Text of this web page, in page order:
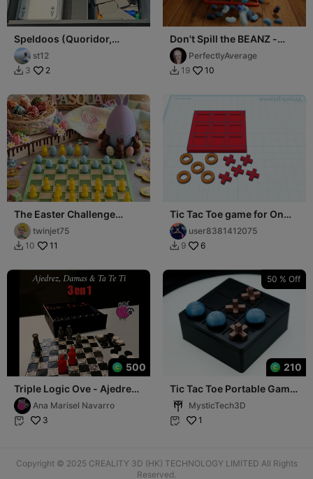
Speldoos (Quoridor,
Hnefatafl vikingchess,
spelkaarten)
st12
 3 2
Don't Spill the BEANZ -
GAMEPerfectlyAverage
 19 10
The Easter Challenge
Checkers: Bunnies vs.
Eggs!twinjet75
 10 11
Tic Tac Toe game for On
The Gouser8381412075
 9 6
500
Triple Logic Ove - Ajedrez,
Damas y Tateti 3en1
Ana Marisel Navarro
 3
50 % Off
210
Tic Tac Toe Portable Game
Box MysticTech3D
 1
Copyright © 2025 CREALITY 3D (HK) TECHNOLOGY LIMITED All Rights
Reserved.